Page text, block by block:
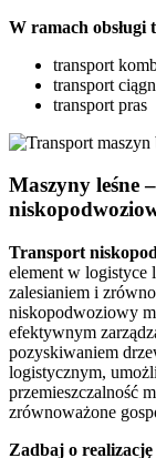
W ramach
transport
transport
transport pras
Maszyny leśne
Transport
element w logistyce
zalesianiem i
niskopodwoziowy
efektywnym
pozyskiwaniem
logistycznym,
przemieszczalność
zrównoważone
Zadbaj o